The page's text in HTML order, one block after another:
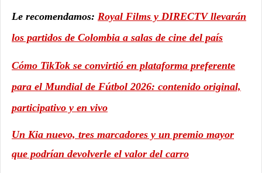
Le recomendamos: Royal Films y DIRECTV llevarán
los partidos de Colombia a salas de cine del país
Cómo TikTok se convirtió en plataforma preferente
para el Mundial de Fútbol 2026: contenido original,
participativo y en vivo
Un Kia nuevo, tres marcadores y un premio mayor
que podrían devolverle el valor del carro